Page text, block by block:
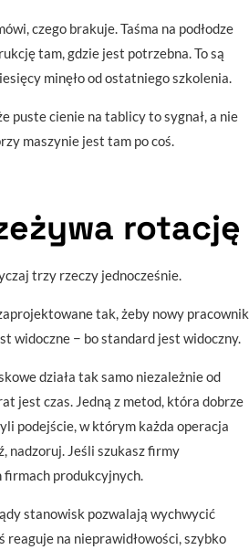
czego brakuje. Taśma na podłodze
tam, gdzie jest potrzebna. To są
minęło od ostatniego szkolenia.
puste cienie na tablicy to sygnał, a nie
maszynie jest tam po coś.
rotację
trzy rzeczy jednocześnie.
tak, żeby nowy pracownik
widoczne − bo standard jest widoczny.
działa tak samo niezależnie od
jest czas. Jedną z metod, która dobrze
podejście, w którym każda operacja
nadzoruj. Jeśli szukasz firmy
firmach produkcyjnych.
stanowisk pozwalają wychwycić
na nieprawidłowości, szybko